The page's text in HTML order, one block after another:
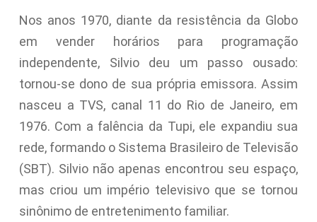
Nos anos 1970, diante da resistência da Globo
em vender horários para programação
independente, Silvio deu um passo ousado:
tornou-se dono de sua própria emissora. Assim
nasceu a TVS, canal 11 do Rio de Janeiro, em
1976. Com a falência da Tupi, ele expandiu sua
rede, formando o Sistema Brasileiro de Televisão
(SBT). Silvio não apenas encontrou seu espaço,
mas criou um império televisivo que se tornou
sinônimo de entretenimento familiar.